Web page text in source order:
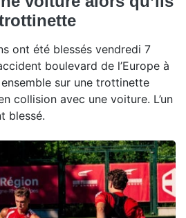
ont été blessés vendredi 7
boulevard de l’Europe à
sur une trottinette
collision avec une voiture. L’un
blessé.